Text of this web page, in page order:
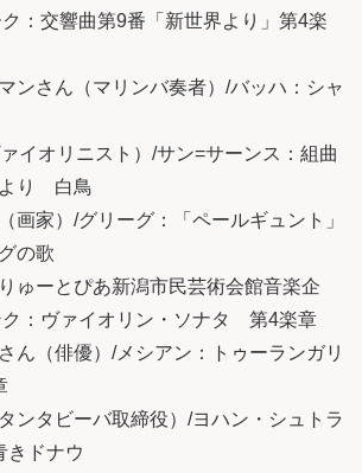
：交響曲第9番「新世界より」第4楽
ンさん（マリンバ奏者）/バッハ：シャ
イオリニスト）/サン=サーンス：組曲
より 白鳥
画家）/グリーグ：「ペールギュント」
の歌
ゅーとぴあ新潟市民芸術会館音楽企
ク：ヴァイオリン・ソナタ 第4楽章
ん（俳優）/メシアン：トゥーランガリ
ンタビーバ取締役）/ヨハン・シュトラ
きドナウ